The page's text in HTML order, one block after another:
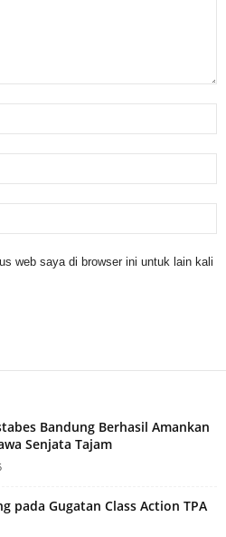
web saya di browser ini untuk lain kali
Bandung Berhasil Amankan
Senjata Tajam
pada Gugatan Class Action TPA